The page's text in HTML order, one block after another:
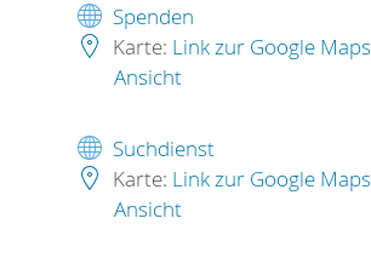
Spenden
Karte: Link zur Google Maps
Ansicht
Suchdienst
Karte: Link zur Google Maps
Ansicht